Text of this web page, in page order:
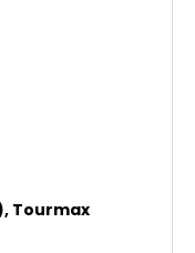
Tourmax